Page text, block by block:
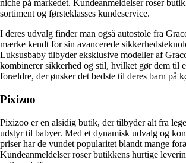
niche på markedet. Kundeanmeldelser roser
sortiment og førsteklasses kundeservice.
I deres udvalg finder man også autostole fra
mærke kendt for sin avancerede
Luksusbaby tilbyder eksklusive modeller af
kombinerer sikkerhed og stil, hvilket gør dem til
forældre, der ønsker det bedste til deres barn på
Pixizoo
Pixizoo er en alsidig butik, der tilbyder alt fra
udstyr til babyer. Med et dynamisk udvalg og
priser har de vundet popularitet blandt mange
Kundeanmeldelser roser butikkens hurtige